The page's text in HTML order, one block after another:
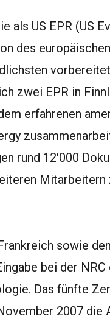
als US EPR (US
des
zwei EPR in
erfahrenen
rund 12'000
sowie
bei der
Das fünfte
2007 die